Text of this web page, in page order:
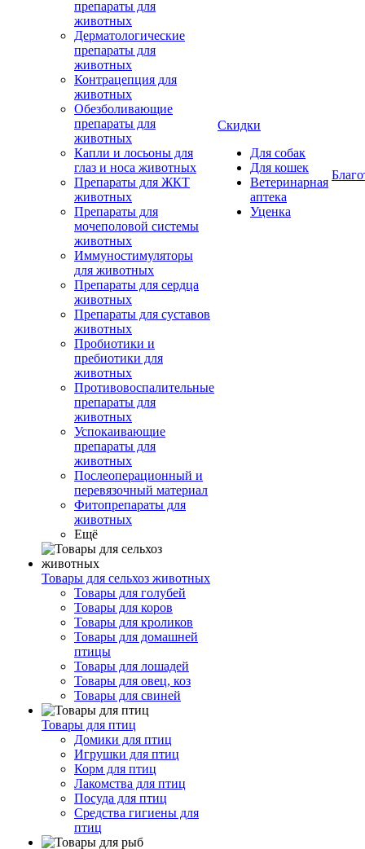
препараты для
животных
Дерматологические
препараты для
животных
Контрацепция для
животных
Обезболивающие
препараты для
животных
Капли и лосьоны для
глаз и носа животных
Препараты для ЖКТ
животных
Препараты для
мочеполовой системы
животных
Иммуностимуляторы
для животных
Препараты для сердца
животных
Препараты для суставов
животных
Пробиотики и
пребиотики для
животных
Противовоспалительные
препараты для
животных
Успокаивающие
препараты для
животных
Послеоперационный и
перевязочный материал
Фитопрепараты для
животных
Ещё
Товары для сельхоз животных
Товары для голубей
Товары для коров
Товары для кроликов
Товары для домашней
птицы
Товары для лошадей
Товары для овец, коз
Товары для свиней
Товары для птиц
Домики для птиц
Игрушки для птиц
Корм для птиц
Лакомства для птиц
Посуда для птиц
Средства гигиены для
птиц
Скидки
Для собак
Для кошек
Ветеринарная
аптека
Уценка